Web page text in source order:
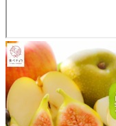
農
産
物
直
売
所